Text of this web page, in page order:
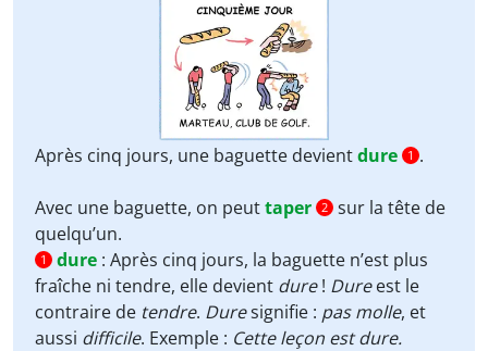
Après cinq jours, une baguette devientdure 1 .
Avec une baguette, on peuttaper 2 sur la tête de
quelqu’un.
1 dure : Après cinq jours, la baguette n’est plus
fraîche ni tendre, elle devient dure! Dureest le
contraire de tendre. Duresignifie : pas molle, et
aussi difficile. Exemple : Cette leçon est dure.